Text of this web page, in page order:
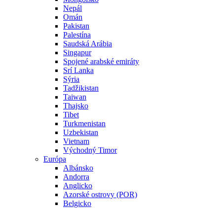
Nepál
Omán
Pakistan
Palestína
Saudská Arábia
Singapur
Spojené arabské emiráty
Srí Lanka
Sýria
Tadžikistan
Taiwan
Thajsko
Tibet
Turkmenistan
Uzbekistan
Vietnam
Východný Timor
Európa
Albánsko
Andorra
Anglicko
Azorské ostrovy (POR)
Belgicko